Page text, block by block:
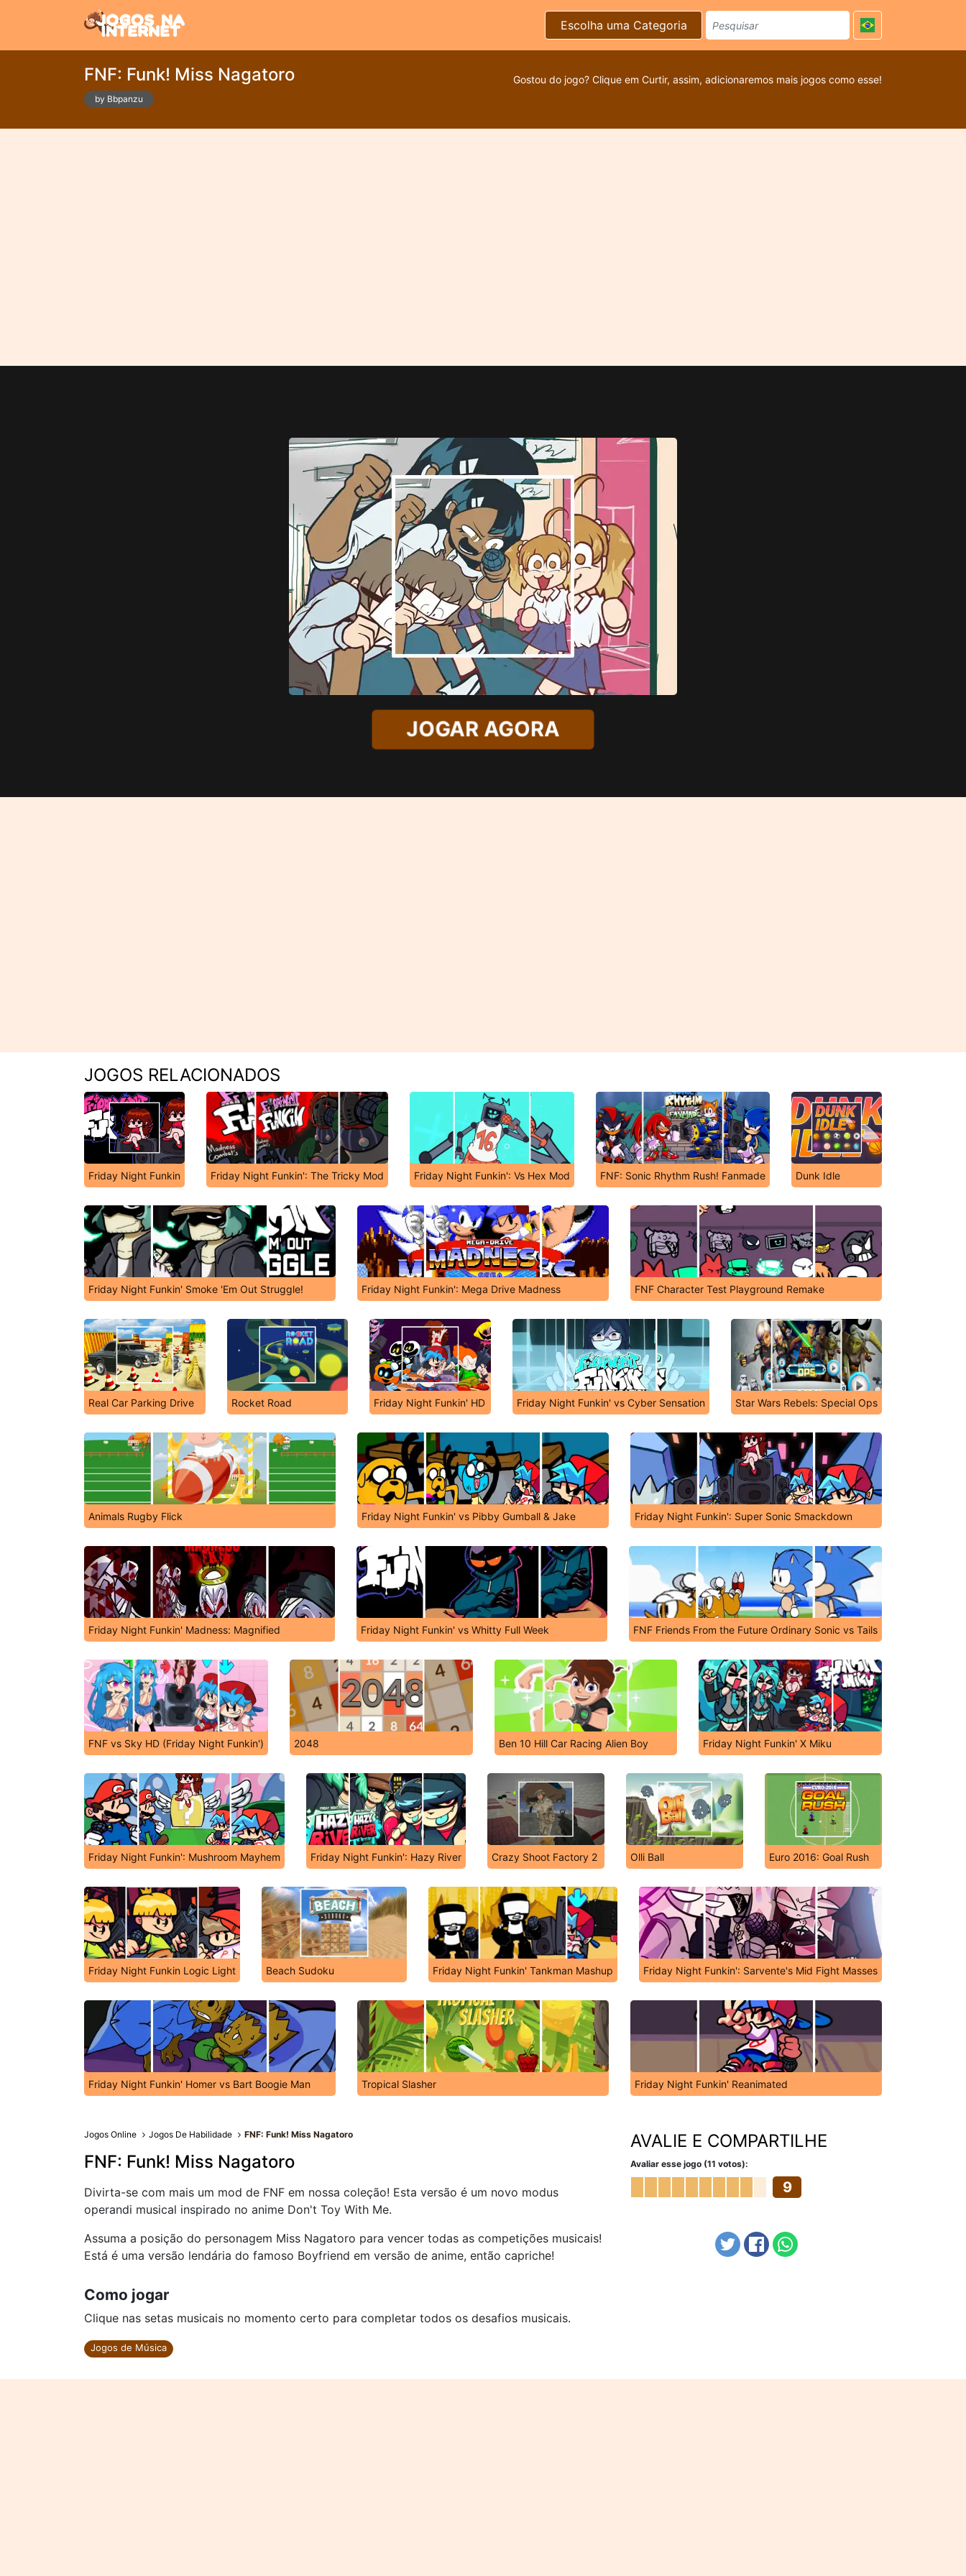
Escolha uma Categoria
FNF: Funk! Miss Nagatoro
by Bbpanzu
Gostou do jogo? Clique em Curtir, assim, adicionaremos mais jogos como esse!
JOGAR AGORA
JOGOS RELACIONADOS
Friday Night Funkin Friday Night Funkin': The Tricky Mod Friday Night Funkin': Vs Hex Mod FNF: Sonic Rhythm Rush! Fanmade Dunk Idle
Friday Night Funkin' Smoke 'Em Out Struggle! Friday Night Funkin': Mega Drive Madness FNF Character Test Playground Remake
Real Car Parking Drive Rocket Road Friday Night Funkin' HD Friday Night Funkin' vs Cyber Sensation Star Wars Rebels: Special Ops
Animals Rugby Flick Friday Night Funkin' vs Pibby Gumball & Jake Friday Night Funkin': Super Sonic Smackdown
Friday Night Funkin' Madness: Magnified Friday Night Funkin' vs Whitty Full Week FNF Friends From the Future Ordinary Sonic vs Tails
FNF vs Sky HD (Friday Night Funkin') 2048 Ben 10 Hill Car Racing Alien Boy Friday Night Funkin' X Miku
Friday Night Funkin': Mushroom Mayhem Friday Night Funkin': Hazy River Crazy Shoot Factory 2 Olli Ball Euro 2016: Goal Rush
Friday Night Funkin Logic Light Beach Sudoku Friday Night Funkin' Tankman Mashup Friday Night Funkin': Sarvente's Mid Fight Masses
Friday Night Funkin' Homer vs Bart Boogie Man Tropical Slasher Friday Night Funkin' Reanimated
Jogos Online Jogos De Habilidade FNF: Funk! Miss Nagatoro
FNF: Funk! Miss Nagatoro
Divirta-se com mais um mod de FNF em nossa coleção! Esta versão é um novo modus
operandi musical inspirado no anime Don't Toy With Me.
Assuma a posição do personagem Miss Nagatoro para vencer todas as competições musicais!
Está é uma versão lendária do famoso Boyfriend em versão de anime, então capriche!
Como jogar
Clique nas setas musicais no momento certo para completar todos os desafios musicais.
Jogos de Música
AVALIE E COMPARTILHE
Avaliar esse jogo (11 votos):
9